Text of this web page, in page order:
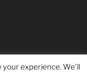
experience. We'll